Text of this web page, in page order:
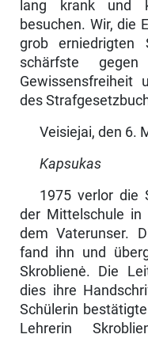
lang krank und
besuchen. Wir, die
grob erniedrigten
schärfste
Gewissensfreiheit
des
Veisiejai, den 6.
Kapsukas
1975 verlor die
der Mittelschule in
dem Vaterunser.
fand ihn und
Skroblienė. Die
dies ihre
Schülerin
Lehrerin